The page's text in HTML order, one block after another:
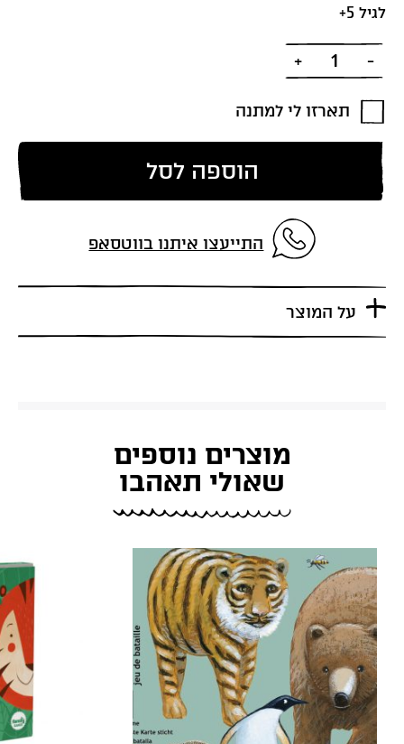
לגיל 5+
תארזו לי למתנה
הוספה לסל
התייעצו איתנו בווטסאפ
על המוצר
מוצרים נוספים
שאולי תאהבו